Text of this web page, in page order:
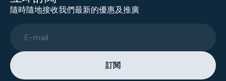
隨時隨地接收我們最新的優惠及推廣
E-mail
訂閱